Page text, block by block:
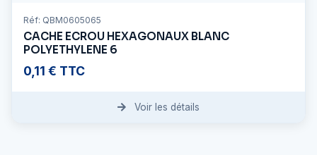
Réf: QBM0605065
CACHE ECROU HEXAGONAUX BLANC
POLYETHYLENE 6
0,11 € TTC
Voir les détails